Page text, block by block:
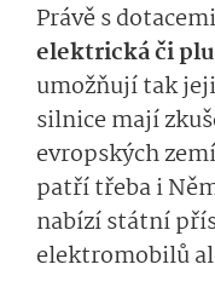
Právě s
elektrická či
umožňují tak
silnice mají
evropských
patří třeba i
nabízí státní
elektromobilů